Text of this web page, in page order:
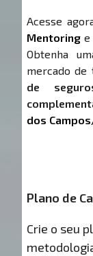
Acesse
Mentoring e
Obtenha
mercado de
de
dos
Plano de
Crie o seu